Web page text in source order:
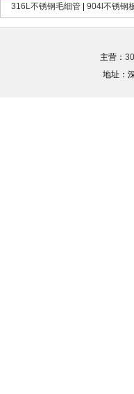
316L不锈钢毛细管| 904l不锈钢
主营：
地址：